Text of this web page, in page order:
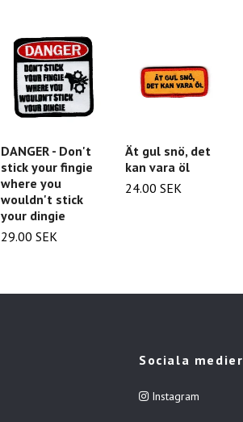
DANGER - Don't
stick your fingie
where you
wouldn't stick
your dingie
29.00 SEK
Ät gul snö, det
kan vara öl
24.00 SEK
Sociala medier
Instagram